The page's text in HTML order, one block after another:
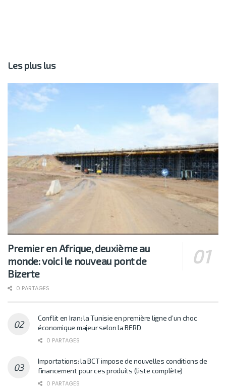
Les plus lus
Premier en Afrique, deuxième au
monde: voici le nouveau pont de
Bizerte
0 PARTAGES
Conflit en Iran: la Tunisie en première ligne d’un choc
économique majeur selon la BERD
0 PARTAGES
Importations: la BCT impose de nouvelles conditions de
financement pour ces produits (liste complète)
0 PARTAGES